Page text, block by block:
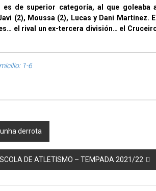
de superior categoría, al que goleaba
(2), Moussa (2), Lucas y Dani Martínez. El
el rival un ex-tercera división… el
1-6
derrota
DE ATLETISMO – TEMPADA 2021/22